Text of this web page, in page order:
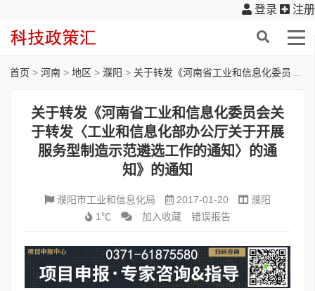
登录 注册
首页 > 河南 > 地区 > 濮阳 > 关于转发《河南省工业和信息化委员会关于转发〈工业和信息化部办公厅关于开展服务型制造示范遴选工作的通知〉的通知》的通知
关于转发《河南省工业和信息化委员会关
于转发〈工业和信息化部办公厅关于开展
服务型制造示范遴选工作的通知〉的通
知》的通知
濮阳市工业和信息化局 2017-01-20
濮阳
1℃
加入收藏 错误报告